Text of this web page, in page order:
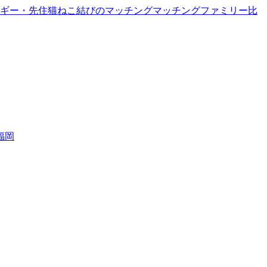
ー・先住猫ねこ結びのマッチングマッチングファミリー比
岡